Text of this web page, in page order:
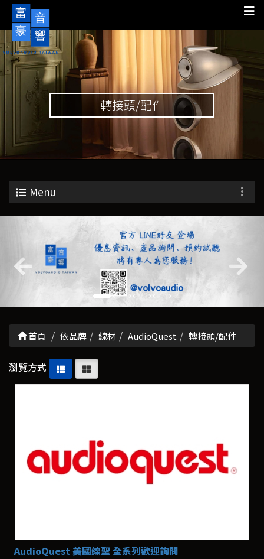
轉接頭/配件
Menu
首頁 依品牌 線材 AudioQuest 轉接頭/配件
瀏覽方式
AudioQuest 美國線聖 全系列歡迎詢問